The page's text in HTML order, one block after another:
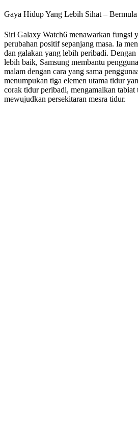
Gaya Hidup Yang Lebih Sihat –
Siri Galaxy Watch6 menawarkan fungsi
perubahan positif sepanjang masa. Ia
dan galakan yang lebih peribadi.
lebih baik, Samsung membantu
malam dengan cara yang sama
menumpukan tiga elemen utama tidur
corak tidur peribadi, mengamalkan
mewujudkan persekitaran mesra tidur.